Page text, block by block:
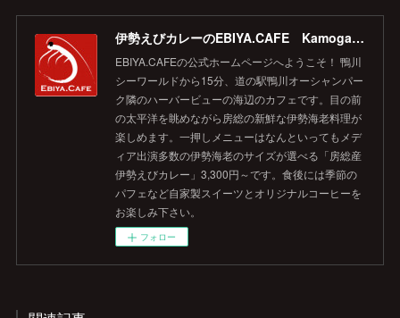
伊勢えびカレーのEBIYA.CAFE Kamogawa 【公式】
EBIYA.CAFEの公式ホームページへようこそ！ 鴨川
シーワールドから15分、道の駅鴨川オーシャンパー
ク隣のハーバービューの海辺のカフェです。目の前
の太平洋を眺めながら房総の新鮮な伊勢海老料理が
楽しめます。一押しメニューはなんといってもメデ
ィア出演多数の伊勢海老のサイズが選べる「房総産
伊勢えびカレー」3,300円～です。食後には季節の
パフェなど自家製スイーツとオリジナルコーヒーを
お楽しみ下さい。
フォロー